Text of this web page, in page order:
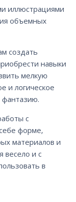
иллюстрациями
объемных
создать
навыки
мелкую
и логическое
с
форме,
материалов и
весело и с
в